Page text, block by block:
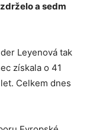
a sedm
Leyenová tak
získala o 41
Celkem dnes